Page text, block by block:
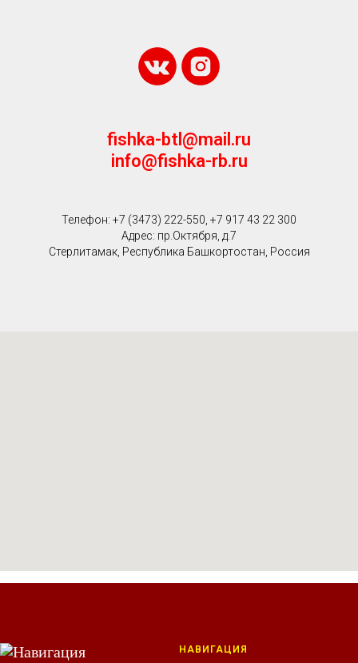
fishka-btl@mail.ru
info@fishka-rb.ru
Телефон: +7 (3473) 222-550, +7 917 43 22 300
Адрес: пр.Октября, д.7
Стерлитамак, Республика Башкортостан, Россия
НАВИГАЦИЯ